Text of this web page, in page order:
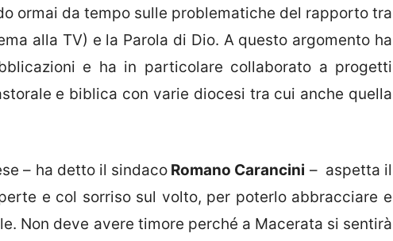
ormai da tempo sulle problematiche del rapporto tra
alla TV) e la Parola di Dio. A questo argomento ha
e ha in particolare collaborato a progetti
e biblica con varie diocesi tra cui anche quella
– ha detto il sindaco Romano Carancini – aspetta il
e col sorriso sul volto, per poterlo abbracciare e
Non deve avere timore perché a Macerata si sentirà